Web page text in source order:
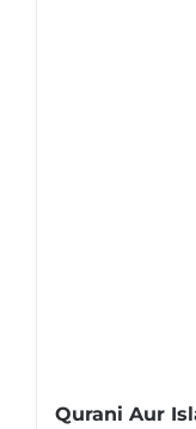
Qurani Aur